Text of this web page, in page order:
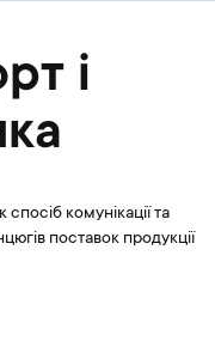
і
спосіб комунікації та
поставок продукції